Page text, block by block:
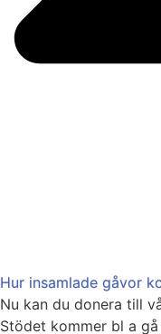
Hur insamlade gåvor
Nu kan du donera till
Stödet kommer bl a